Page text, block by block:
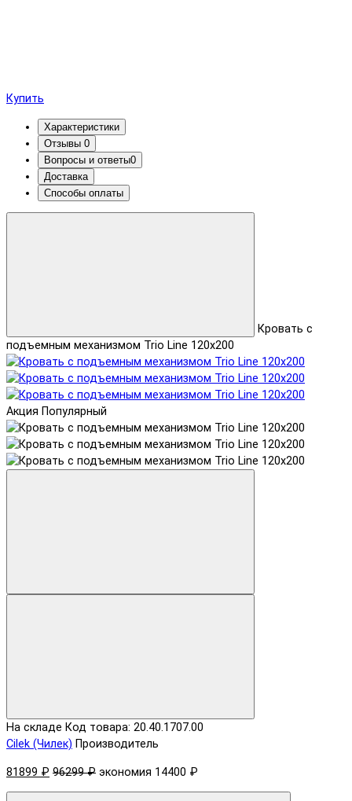
Купить
Характеристики
Отзывы 0
Вопросы и ответы0
Доставка
Способы оплаты
Кровать с
подъемным механизмом Trio Line 120x200
Акция Популярный
На складе Код товара: 20.40.1707.00
Cilek (Чилек) Производитель
81899 ₽ 96299 ₽ экономия 14400 ₽